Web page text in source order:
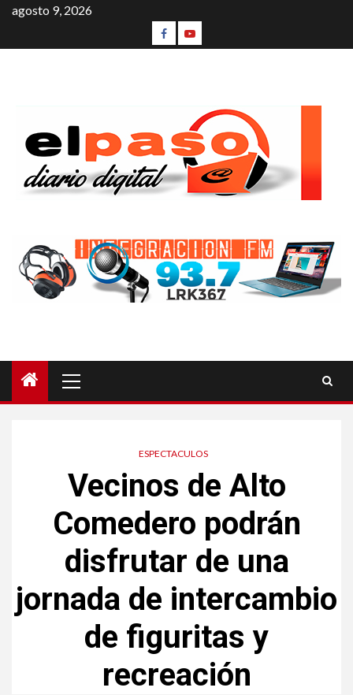
agosto 9, 2026
ESPECTACULOS
Vecinos de Alto
Comedero podrán
disfrutar de una
jornada de intercambio
de figuritas y
recreación